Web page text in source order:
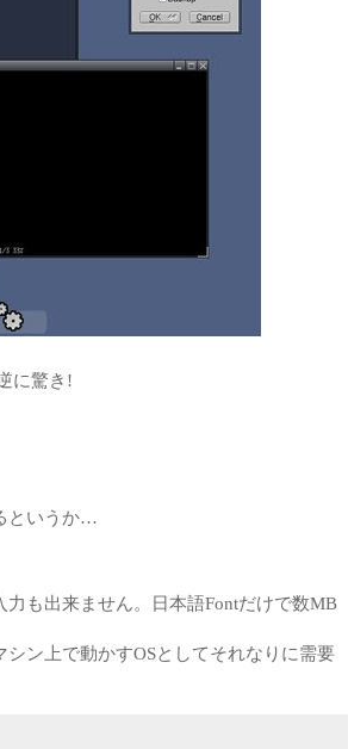
に驚き!
というか…
も出来ません。日本語Fontだけで数MB
ン上で動かすOSとしてそれなりに需要